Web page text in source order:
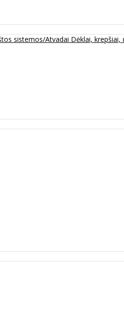
sistemos/Atvadai Dėklai, krepšiai,